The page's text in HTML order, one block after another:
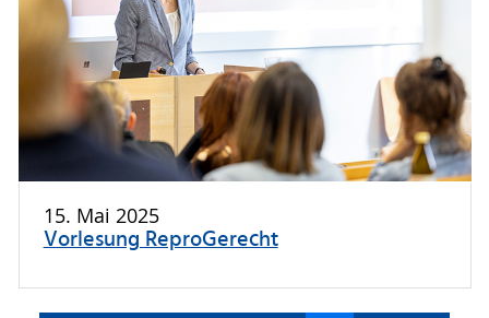
15. Mai 2025
Vorlesung ReproGerecht